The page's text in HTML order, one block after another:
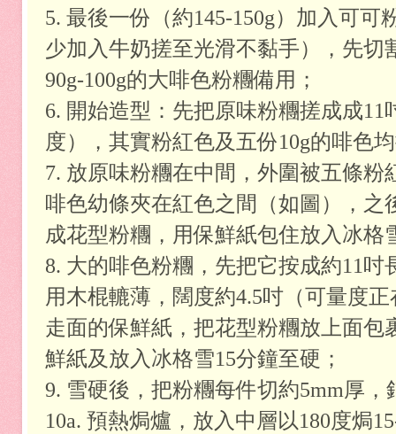
5. 最後一份（約145-150g）加入可可
少加入牛奶搓至光滑不黏手），先切
90g-100g的大啡色粉糰備用；
6. 開始造型：先把原味粉糰搓成成
度），其實粉紅色及五份10g的啡色
7. 放原味粉糰在中間，外圍被五條粉
啡色幼條夾在紅色之間（如圖），之
成花型粉糰，用保鮮紙包住放入冰格
8. 大的啡色粉糰，先把它按成約11
用木棍轆薄，闊度約4.5吋（可量度
走面的保鮮紙，把花型粉糰放上面包
鮮紙及放入冰格雪15分鐘至硬；
9. 雪硬後，把粉糰每件切約5mm厚，
10a. 預熱焗爐，放入中層以180度焗